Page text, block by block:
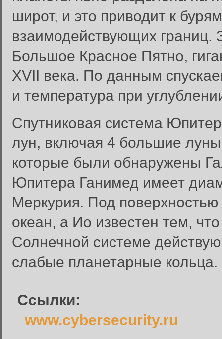
широт, и это приводит к
взаимодействующих границ.
Большое Красное Пятно,
XVII века. По данным
и температура при
Спутниковая система
лун, включая 4 большие
которые были обнаружены
Юпитера Ганимед имеет
Меркурия. Под
океан, а Ио известен тем,
Солнечной системе
слабые планетарные кольца.
Ссылки:
www.cybersecurity.ru
Вход в систему
Введите имя пользователя и
Вход в систему
Имя пользователя: